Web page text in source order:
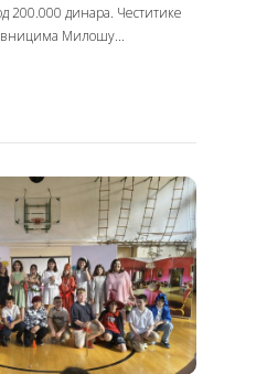
200.000 динара. Честитике
Милошу...